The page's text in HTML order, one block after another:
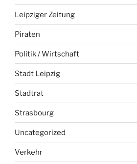
Leipziger Zeitung
Piraten
Politik / Wirtschaft
Stadt Leipzig
Stadtrat
Strasbourg
Uncategorized
Verkehr